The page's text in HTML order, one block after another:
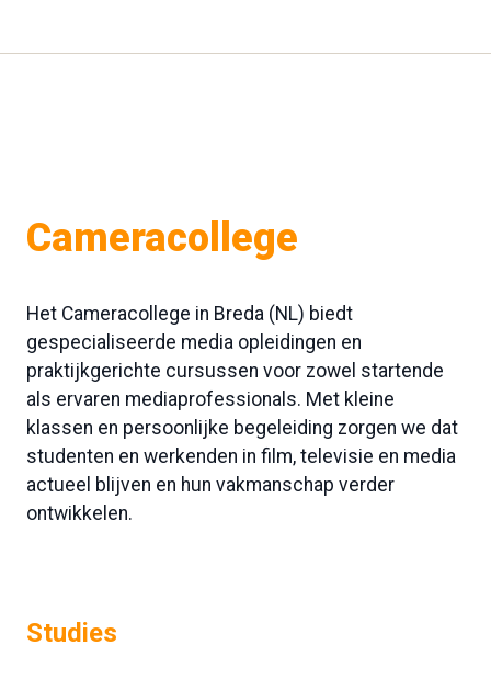
Cameracollege
Het Cameracollege in Breda (NL) biedt
gespecialiseerde media opleidingen en
praktijkgerichte cursussen voor zowel startende
als ervaren mediaprofessionals. Met kleine
klassen en persoonlijke begeleiding zorgen we dat
studenten en werkenden in film, televisie en media
actueel blijven en hun vakmanschap verder
ontwikkelen.
Studies